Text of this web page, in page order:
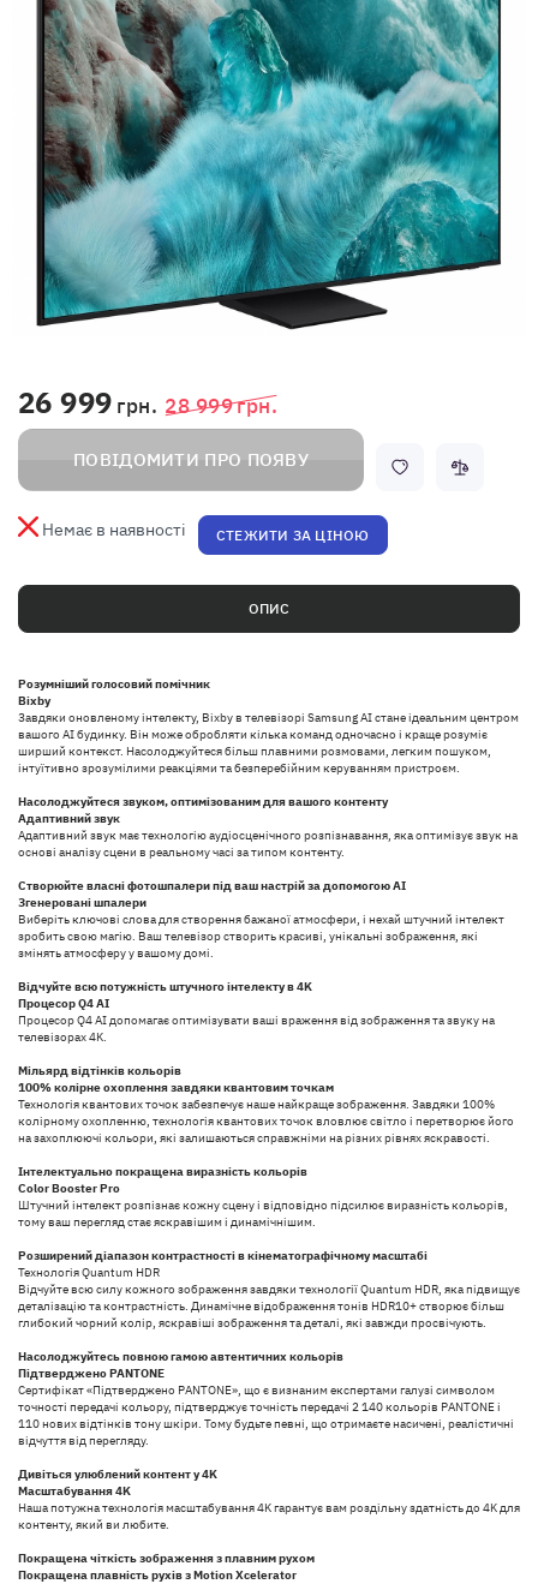
28 999грн.
26 999 грн.
ПОВІДОМИТИ ПРО ПОЯВУ
Немає в наявності СТЕЖИТИ ЗА ЦІНОЮ
ОПИС
Розумніший голосовий помічник
Bixby
Завдяки оновленому інтелекту, Bixby в телевізорі Samsung AI стане ідеальним центром
вашого AI будинку. Він може обробляти кілька команд одночасно і краще розуміє
ширший контекст. Насолоджуйтеся більш плавними розмовами, легким пошуком,
інтуїтивно зрозумілими реакціями та безперебійним керуванням пристроєм.
Насолоджуйтеся звуком, оптимізованим для вашого контенту
Адаптивний звук
Адаптивний звук має технологію аудіосценічного розпізнавання, яка оптимізує звук на
основі аналізу сцени в реальному часі за типом контенту.
Створюйте власні фотошпалери під ваш настрій за допомогою AI
Згенеровані шпалери
Виберіть ключові слова для створення бажаної атмосфери, і нехай штучний інтелект
зробить свою магію. Ваш телевізор створить красиві, унікальні зображення, які
змінять атмосферу у вашому домі.
Відчуйте всю потужність штучного інтелекту в 4K
Процесор Q4 AI
Процесор Q4 AI допомагає оптимізувати ваші враження від зображення та звуку на
телевізорах 4K.
Мільярд відтінків кольорів
100% колірне охоплення завдяки квантовим точкам
Технологія квантових точок забезпечує наше найкраще зображення. Завдяки 100%
колірному охопленню, технологія квантових точок вловлює світло і перетворює його
на захоплюючі кольори, які залишаються справжніми на різних рівнях яскравості.
Інтелектуально покращена виразність кольорів
Color Booster Pro
Штучний інтелект розпізнає кожну сцену і відповідно підсилює виразність кольорів,
тому ваш перегляд стає яскравішим і динамічнішим.
Розширений діапазон контрастності в кінематографічному масштабі
Технологія Quantum HDR
Відчуйте всю силу кожного зображення завдяки технології Quantum HDR, яка підвищує
деталізацію та контрастність. Динамічне відображення тонів HDR10+ створює більш
глибокий чорний колір, яскравіші зображення та деталі, які завжди просвічують.
Насолоджуйтесь повною гамою автентичних кольорів
Підтверджено PANTONE
Сертифікат «Підтверджено PANTONE», що є визнаним експертами галузі символом
точності передачі кольору, підтверджує точність передачі 2 140 кольорів PANTONE і
110 нових відтінків тону шкіри. Тому будьте певні, що отримаєте насичені, реалістичні
відчуття від перегляду.
Дивіться улюблений контент у 4K
Масштабування 4K
Наша потужна технологія масштабування 4K гарантує вам роздільну здатність до 4K для
контенту, який ви любите.
Покращена чіткість зображення з плавним рухом
Покращена плавність рухів з Motion Xcelerator